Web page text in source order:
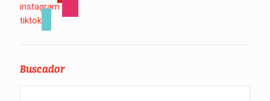
instagram
tiktok
Buscador